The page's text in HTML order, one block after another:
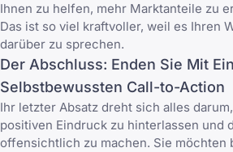
Ihnen zu helfen, mehr Marktanteile zu
Das ist so viel kraftvoller, weil es Ihren
darüber zu sprechen.
Der Abschluss: Enden Sie Mit
Selbstbewussten Call-to-Action
Ihr letzter Absatz dreht sich alles
positiven Eindruck zu hinterlassen und
offensichtlich zu machen. Sie möchten